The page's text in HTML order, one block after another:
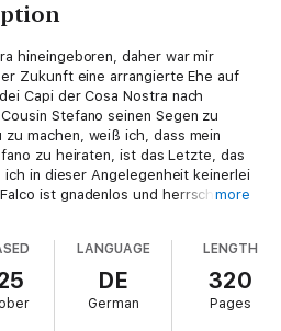
hineingeboren, daher war mir
Zukunft eine arrangierte Ehe auf
Capi der Cosa Nostra nach
Stefano seinen Segen zu
machen, weiß ich, dass mein
zu heiraten, ist das Letzte, das
ich in dieser Angelegenheit keinerlei
ist gnadenlos und herrscht mit
abzufinden, dass ich keine Wahl
als Damiano das letzte Wort
rechnen müssen. "Nein." Er gibt
aber auch keine Erklärung dazu.
more
LANGUAGE
DE
German
LENGTH
320
Pages